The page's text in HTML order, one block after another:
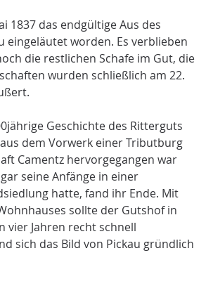
1837 das endgültige Aus des
eingeläutet worden. Es verblieben
die restlichen Schafe im Gut, die
wurden schließlich am 22.
Geschichte des Ritterguts
dem Vorwerk einer Tributburg
Camentz hervorgegangen war
seine Anfänge in einer
hatte, fand ihr Ende. Mit
sollte der Gutshof in
vier Jahren recht schnell
sich das Bild von Pickau gründlich